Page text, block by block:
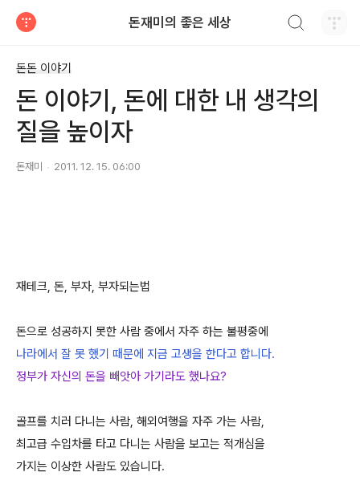
돈재미의 좋은 세상
돈돈 이야기
돈 이야기, 돈에 대한 내 생각의
질을 높이자
돈재미 2011. 12. 15. 06:00
재테크, 돈, 부자, 부자되는법
돈으로 성공하지 못한 사람 중에서 자주 하는 불평중에
나라에서 잘 못 했기 때문에 지금 고생을 한다고 합니다.
정부가 자신의 돈을 빼앗아 가기라도 했나요?
골프를 치러 다니는 사람, 해외여행을 자주 가는 사람,
최고급 수입차를 타고 다니는 사람을 보고는 적개심을
가지는 이상한 사람도 있습니다.